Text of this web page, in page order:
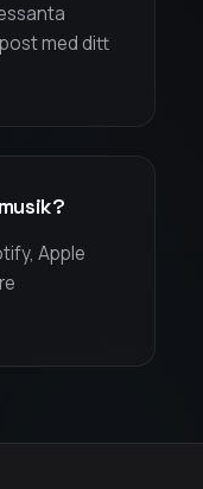
med ditt
Apple